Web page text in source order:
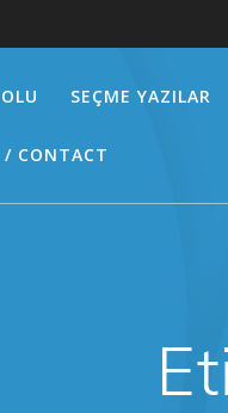
SEÇME YAZILAR
CONTACT